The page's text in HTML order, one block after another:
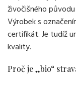
živočišného
Výrobek s
certifikát. Je tudíž
kvality.
Proč je „bio“